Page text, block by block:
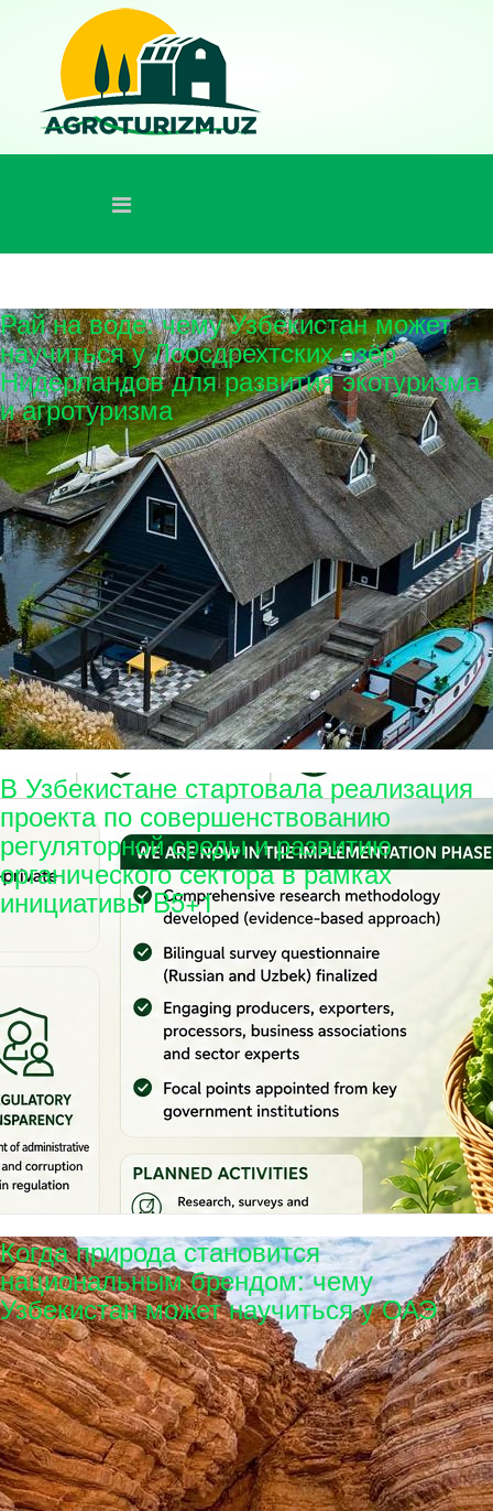
Рай на воде: чему Узбекистан может
научиться у Лоосдрехтских озёр
Нидерландов для развития экотуризма
и агротуризма
В Узбекистане стартовала реализация
проекта по совершенствованию
регуляторной среды и развитию
органического сектора в рамках
инициативы B5+1
Когда природа становится
национальным брендом: чему
Узбекистан может научиться у ОАЭ